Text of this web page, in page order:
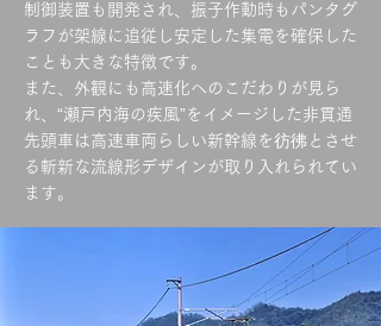
制御装置も開発され、振子作動時もパンタグ
ラフが架線に追従し安定した集電を確保した
ことも大きな特徴です。
また、外観にも高速化へのこだわりが見ら
れ、“瀬戸内海の疾風”をイメージした非貫通
先頭車は高速車両らしい新幹線を彷彿とさせ
る斬新な流線形デザインが取り入れられてい
ます。